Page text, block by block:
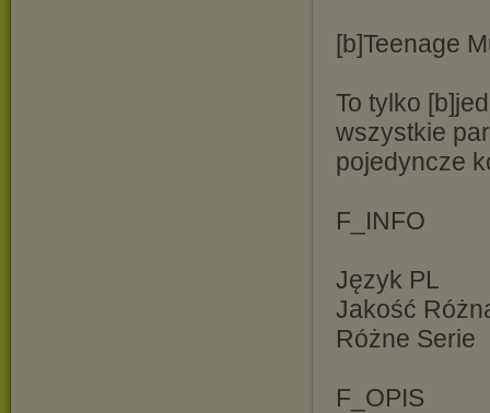
[b]Teenage
To tylko
wszystkie
pojedyncze
F_INFO
Język PL
Jakość
Różne Serie
F_OPIS